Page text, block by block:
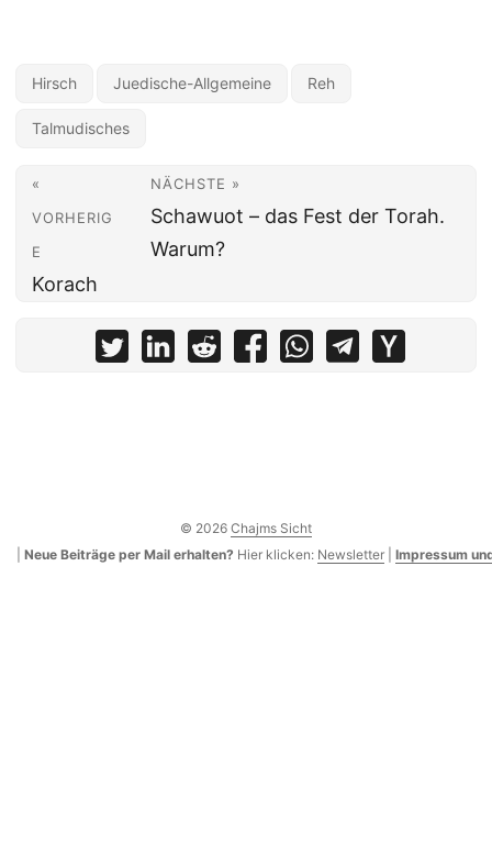
Hirsch Juedische-Allgemeine Reh
Talmudisches
«
VORHERIG
E
Korach
NÄCHSTE »
Schawuot – das Fest der Torah.
Warum?
© 2026 Chajms Sicht
Neue Beiträge per Mail erhalten? Hier klicken: Newsletter Impressum